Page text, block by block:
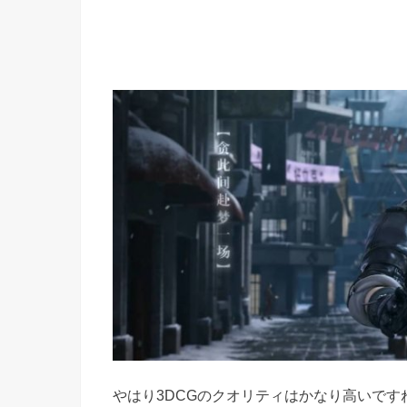
やはり3DCGのクオリティはかなり高いです